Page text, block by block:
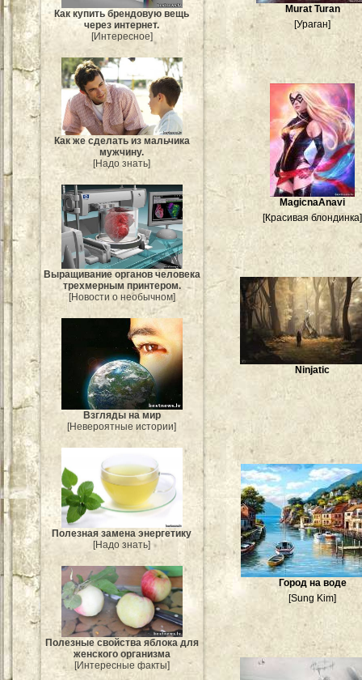
Как купить брендовую вещь
через интернет.
[Интересное]
Как же сделать из мальчика
мужчину.
[Надо знать]
Выращивание органов человека
трехмерным принтером.
[Новости о необычном]
Взгляды на мир
[Невероятные истории]
Полезная замена энергетику
[Надо знать]
Полезные свойства яблока для
женского организма
[Интересные факты]
Murat Turan
[Ураган]
MagicnaAnavi
[Красивая блондинка]
Ninjatic
Город на воде
[Sung Kim]